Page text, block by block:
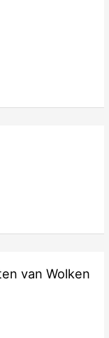
van Wolken